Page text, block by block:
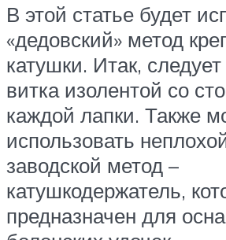
В этой статье будет
«дедовский» метод
катушки. Итак,
витка изолентой со
каждой лапки. Также
использовать
заводской метод –
катушкодержатель,
предназначен для